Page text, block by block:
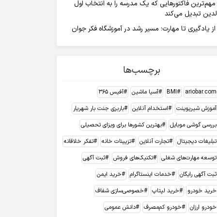
مهم‌ترین فاکتورهایی که یک مدرسه را به انتخاب اول
تبدیل می‌کند
از یادگیری تا مهارت؛ مسیر رشد در آموزشگاه فکر جوان
برچسب‌ها
ariobar.com
BMI آسیا ماشین
آفیس 365
آموزش شیرپوینت
استخدام آنلاین
باربری جنت بار شهریار
بررسی گوشی موبایل
بهترین کشورها برای ویزای تحصیلی
تبلیغات دیجیتال
تجارت آنلاین تزیینات خانه
تفکر خلاقانه
توسعه مهارت‌های شغلی
تکنیک‌های فروش
ثبت آگهی
ثبت آگهی رایگان
خدمات اینستاگرام
خرید ایمن
خرید خودرو
خرید لپتاپ
خصوصی‌سازی شفاف
خودرو ارزان
خودرو کم‌مصرف دانش عمومی